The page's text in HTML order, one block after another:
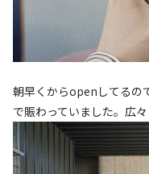
朝早くからopenしてるの
で賑わっていました。広